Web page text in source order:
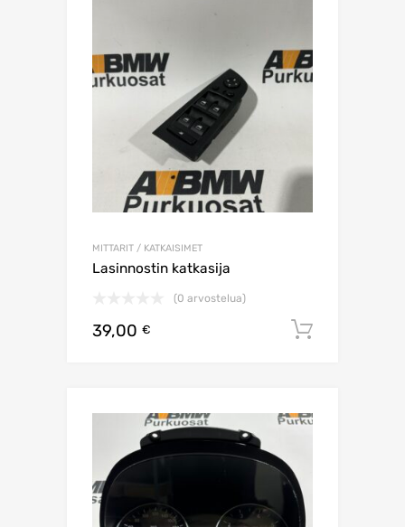
MITTARIT / KATKAISIMET
Lasinnostin katkasija
(0 arvostelua)
39,00 €